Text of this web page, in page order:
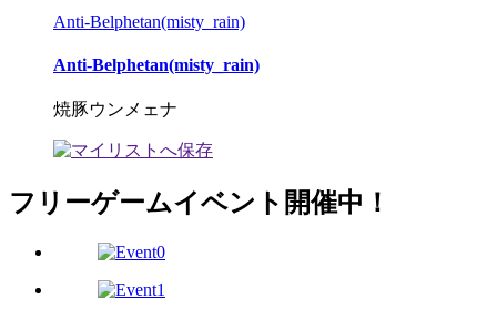
Anti-Belphetan(misty_rain)
Anti-Belphetan(misty_rain)
焼豚ウンメェナ
フリーゲームイベント開催中！